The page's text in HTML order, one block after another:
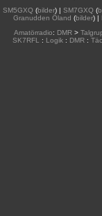
SM5GXQ(bilder) | SM7GXQ(
Granudden Öland (bilder) |
Amatörradio: DMR>
SK7RFL
: Logik : DMR :